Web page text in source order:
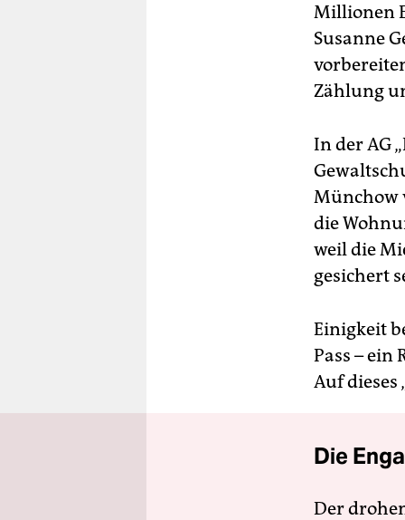
Millionen
Susanne
Zählung
In der AG
Münchow
die
weil die
gesichert
Einigkeit
Pass – ein
Auf dieses
Die
Der